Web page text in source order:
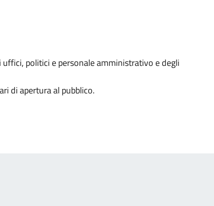
politici e personale amministrativo e degli
di apertura al pubblico.